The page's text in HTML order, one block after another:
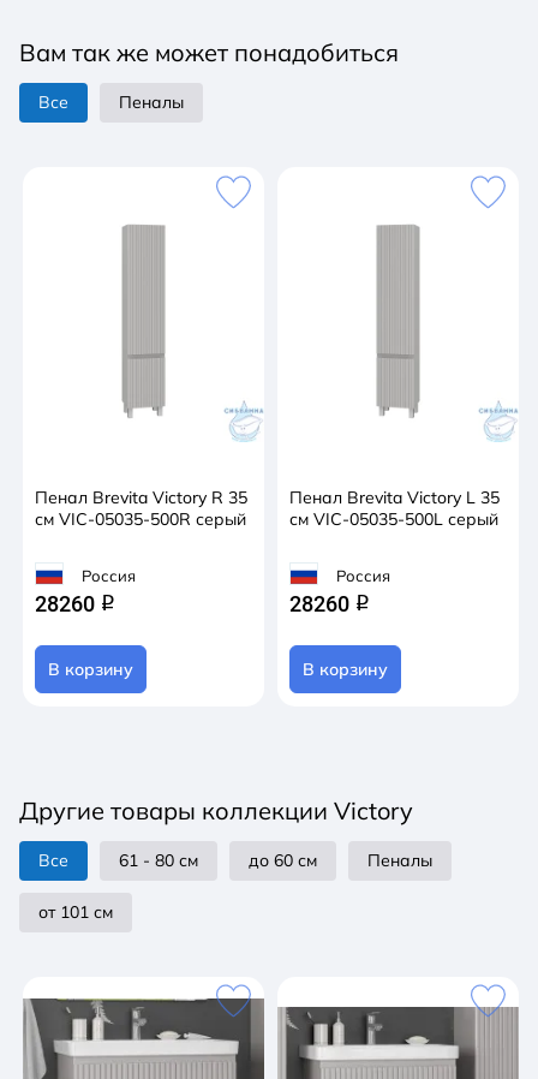
Система хранения: с ящиками
Направляющие: с доводчиком, скрытого монтажа
Цвет: серый
Размер раковины, мм (ш/г/в): 1050x460x160
Вес с упаковкой, кг: 71,5
Вам так же может понадобиться
Все Пеналы
Пенал Brevita Victory R 35
см VIC-05035-500R серый
Россия
28260 q
В корзину
Пенал Brevita Victory L 35
см VIC-05035-500L серый
Россия
28260 q
В корзину
Другие товары коллекции Victory
Все 61 - 80 см до 60 см Пеналы
от 101 см